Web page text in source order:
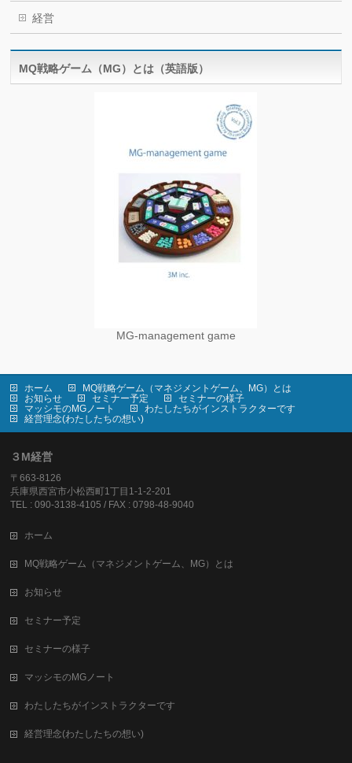
経営
MQ戦略ゲーム（MG）とは（英語版）
MG-management game
ホーム
MQ戦略ゲーム（マネジメントゲーム、MG）とは
お知らせ
セミナー予定
セミナーの様子
マッシモのMGノート
わたしたちがインストラクターです
経営理念(わたしたちの想い)
３M経営
〒663-8126
兵庫県西宮市小松西町1丁目1-1-2-201
TEL : 090-3138-4105 / FAX : 0798-48-9040
ホーム
MQ戦略ゲーム（マネジメントゲーム、MG）とは
お知らせ
セミナー予定
セミナーの様子
マッシモのMGノート
わたしたちがインストラクターです
経営理念(わたしたちの想い)